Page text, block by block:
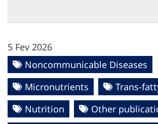
5 Fev 2026
Noncommunicable Diseases
Micronutrients
Trans-
Nutrition
Other